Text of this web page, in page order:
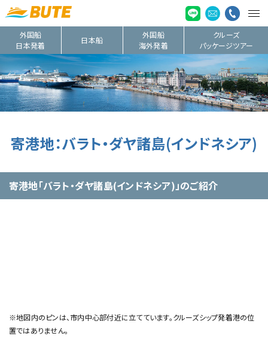
外国船
日本発着
日本船
外国船
海外発着
クルーズ
パッケージツアー
寄港地：バラト・ダヤ諸島(インドネシア)
寄港地「バラト・ダヤ諸島(インドネシア)」のご紹介
※地図内のピンは、市内中心部付近に立てています。クルーズシップ発着港の位
置ではありません。